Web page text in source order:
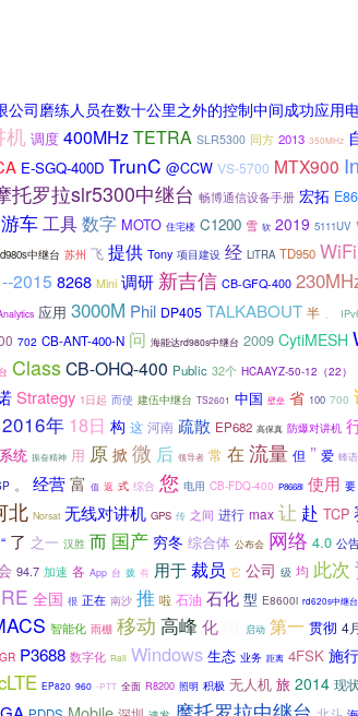
司磨练人员在数十公里之外的控制中间成功应
机 调度 400MHzTETRA SLR5300 同方 2013 350MHz
E-SGQ-400D TrunC @CCW VS-5700 MTX900
托罗拉slr5300中继台 畅博通信设备手册 宏拓
车工具数字 MOTO 住宅楼 C1200 雪 软 2019 5111UV
中继台 苏州 飞 提供 Tony 项目建设 经 LiTRA TD950 WiFi
--2015 8268 Mini 调研 新吉信 CB-GFQ-400
应用 3000M Phil DP405 TALKABOUT 半
702 CB-ANT-400-N 问 海能达rd980s中继台 2009 CytiMESH
ClassCB-OHQ-400 Public 32个 HCAAYZ-50-12（22）
Strategy 1日起 而使 建伍中继台 TS2601 中国 壁垒 省 100 700
2016年 18日 构 这 河南 疏散 EP682 高保真 防爆对讲机
统 振奋精神 用 原掀 微 后 领导者 常 在 流量 但 ” 爱 蜂语
。 经营富 值 返 式 综合 您 电用 CB-FDQ-400 P8668i 使用 要
北 Norsat 无线对讲机 GPS 传 之间 进行 max 让 赴 TCP
“ 了 之一 汉胜 而 国产 穷冬 综合体 公布会 网络 4.0 公
94.7 加速 各 App 台 拨 有 用于裁员 它 公司 级 均 此次
全国 很 正在 南沙 推 啦 石油 石化 型 E8600i rd620s中继台
智能化 雨棚 移动 高峰 化 启动 第一 贯彻 4
P3688 数字化 Rail Windows 生态 业务 距离 4FSK 施行
EP820 960 -PTT 全面 R8200 照明 积极 无人机 旅 2014 现